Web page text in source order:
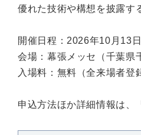
優れた技術や構想を披露す
開催日程：2026年10月13
会場：幕張メッセ（千葉県
入場料：無料（全来場者登
申込方法ほか詳細情報は、